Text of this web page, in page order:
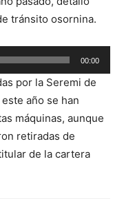
tránsito osornina.
00:00
por la Seremi de
año se han
máquinas, aunque
retiradas de
de la cartera